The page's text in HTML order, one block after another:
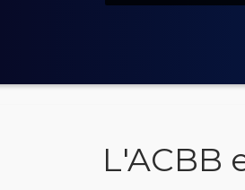
L'ACBB